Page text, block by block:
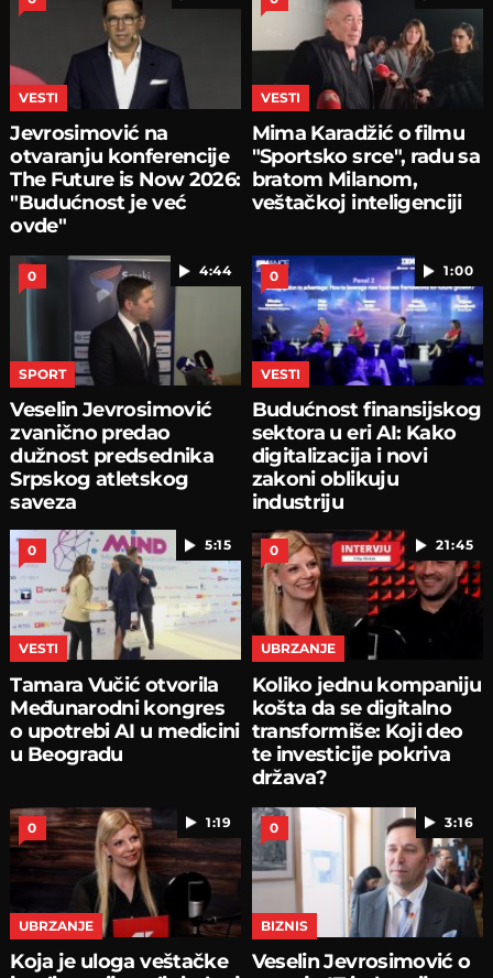
VESTI
Jevrosimović na
otvaranju konferencije
The Future is Now 2026:
"Budućnost je već
ovde"
VESTI
Mima Karadžić o filmu
"Sportsko srce", radu sa
bratom Milanom,
veštačkoj inteligenciji
4:44
0
SPORT
Veselin Jevrosimović
zvanično predao
dužnost predsednika
Srpskog atletskog
saveza
1:00
0
VESTI
Budućnost finansijskog
sektora u eri AI: Kako
digitalizacija i novi
zakoni oblikuju
industriju
5:15
0
VESTI
Tamara Vučić otvorila
Međunarodni kongres
o upotrebi AI u medicini
u Beogradu
21:45
0
UBRZANJE
Koliko jednu kompaniju
košta da se digitalno
transformiše: Koji deo
te investicije pokriva
država?
1:19
0
UBRZANJE
Koja je uloga veštačke
3:16
0
BIZNIS
Veselin Jevrosimović o